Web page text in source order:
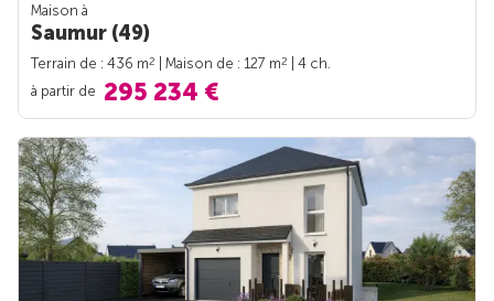
Maison à
Saumur (49)
Terrain de : 436 m2 | Maison de : 127 m2
| 4 ch.
à partir de 295 234 €